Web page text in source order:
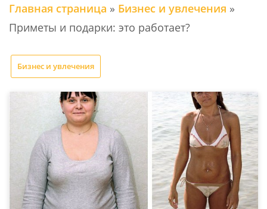
Главная страница » Бизнес и увлечения »
Приметы и подарки: это работает?
Бизнес и увлечения